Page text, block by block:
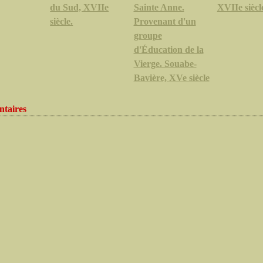
du Sud, XVIIe
siècle.
Sainte Anne.
Provenant d'un
groupe
d'Éducation de la
Vierge. Souabe-
Bavière, XVe siècle
XVIIe